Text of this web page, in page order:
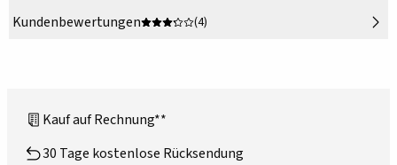
Kundenbewertungen
(4)
Kauf auf Rechnung**
30 Tage kostenlose Rücksendung